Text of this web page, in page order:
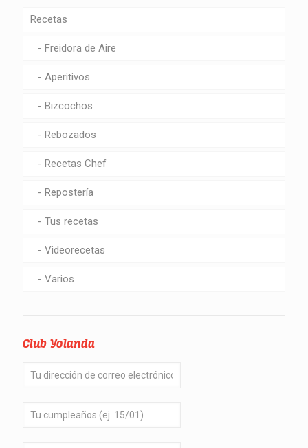
Recetas
Freidora de Aire
Aperitivos
Bizcochos
Rebozados
Recetas Chef
Repostería
Tus recetas
Videorecetas
Varios
Club Yolanda